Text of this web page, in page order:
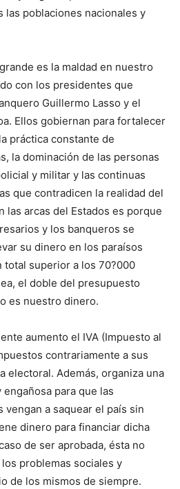
las poblaciones nacionales y
es la maldad en nuestro
con los presidentes que
Guillermo Lasso y el
Ellos gobiernan para fortalecer
práctica constante de
la dominación de las personas
y militar y las continuas
que contradicen la realidad del
las arcas del Estados es porque
y los banqueros se
su dinero en los paraísos
superior a los 70?000
el doble del presupuesto
es nuestro dinero.
aumento el IVA (Impuesto al
contrariamente a sus
electoral. Además, organiza una
para que las
vengan a saquear el país sin
dinero para financiar dicha
de ser aprobada, ésta no
problemas sociales y
de los mismos de siempre.